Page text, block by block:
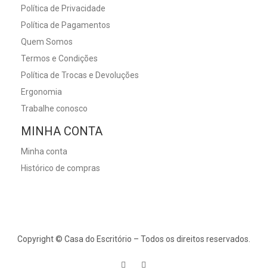
Política de Privacidade
Política de Pagamentos
Quem Somos
Termos e Condições
Política de Trocas e Devoluções
Ergonomia
Trabalhe conosco
MINHA CONTA
Minha conta
Histórico de compras
Copyright © Casa do Escritório – Todos os direitos reservados.